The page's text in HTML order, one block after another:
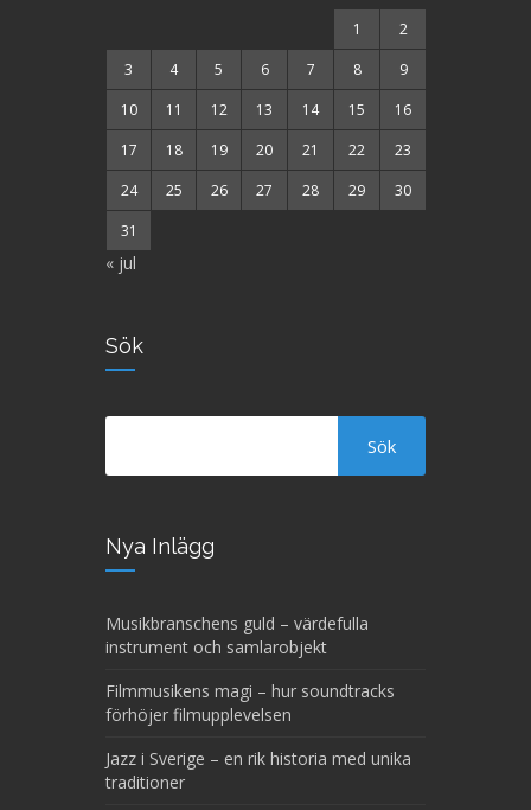
1
2
3
4 5 6 7 8
9
10
11 12 13 14 15
16
17
18 19 20 21 22
23
24
25 26 27 28 29
30
31
« jul
Sök
Nya Inlägg
Musikbranschens guld – värdefulla
instrument och samlarobjekt
Filmmusikens magi – hur soundtracks
förhöjer filmupplevelsen
Jazz i Sverige – en rik historia med unika
traditioner